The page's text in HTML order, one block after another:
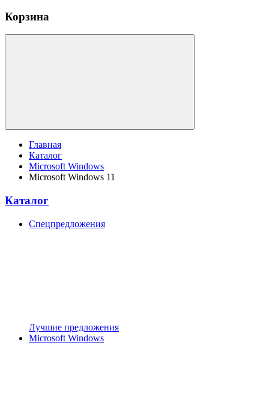
Корзина
Главная
Каталог
Microsoft Windows
Microsoft Windows 11
Каталог
Спецпредложения
Лучшие предложения
Microsoft Windows